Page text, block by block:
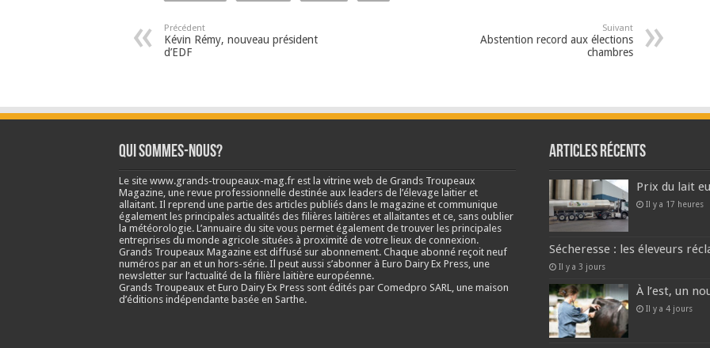
Précédent
Kévin Rémy, nouveau président
d’EDF
Suivant
Abstention record aux élections
chambres
Qui sommes-nous?
Le site www.grands-troupeaux-mag.fr est la vitrine web de Grands Troupeaux
Magazine, une revue professionnelle destinée aux leaders de l’élevage laitier et
allaitant. Il reprend une partie des articles publiés dans le magazine et communique
également les principales actualités des filières laitières et allaitantes et ce, sans oublier
la météorologie. L’annuaire du site vous permet également de trouver les principales
entreprises du monde agricole situées à proximité de votre lieux de connexion.
Grands Troupeaux Magazine est diffusé sur abonnement. Chaque abonné reçoit neuf
numéros par an et un hors-série. Il peut aussi s’abonner à Euro Dairy Ex Press, une
newsletter sur l’actualité de la filière laitière européenne.
Grands Troupeaux et Euro Dairy Ex Press sont édités par Comedpro SARL, une maison
d’éditions indépendante basée en Sarthe.
Articles récents
Prix du lait
Il y a 17 heures
Sécheresse : les éleveurs
Il y a 3 jours
À l’est, un
Il y a 4 jours